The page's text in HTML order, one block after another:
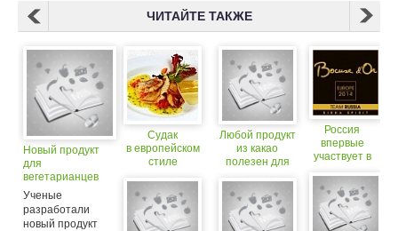
ЧИТАЙТЕ ТАКЖЕ
Новый продукт
для
вегетарианцев
Ученые
разработали
новый продукт
Судак
в европейском
стиле
Любой продукт
из какао
полезен для
Россия
впервые
участвует в
отборочном
туре
конкурса
Bocuse d’Or